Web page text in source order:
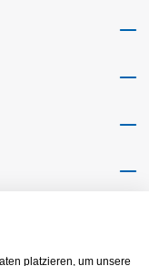
platzieren, um unsere